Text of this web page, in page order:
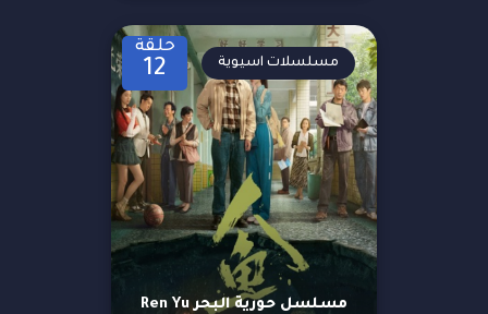
حلقة
12
مسلسل حورية البحر Ren Yu
مسلسلات اسيوية